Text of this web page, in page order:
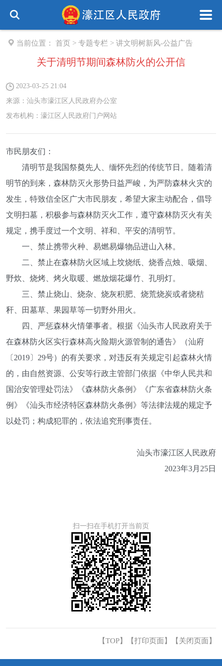
当前位置： 首页 > 专题专栏 > 讲文明树新风-公益广告
关于清明节期间森林防火的公开信
2023-03-25 21:04
来源： 汕头市濠江区人民政府办公室
发布机构： 濠江区人民政府门户网站
市民朋友们：
清明节是我国祭奠先人、缅怀先烈的传统节日。随着清
明节的到来，森林防灭火形势日益严峻，为严防森林火灾的
发生，特致信全区广大市民朋友，希望大家主动配合，倡导
文明扫墓，积极参与森林防灭火工作，遵守森林防灭火有关
规定，携手度过一个文明、祥和、平安的清明节。
一、禁止携带火种、易燃易爆物品进山入林。
二、禁止在森林防火区域上坟烧纸、烧香点烛、吸烟、
野炊、烧烤、烤火取暖、燃放烟花爆竹、孔明灯。
三、禁止烧山、烧杂、烧灰积肥、烧荒烧炭或者烧秸
秆、田墓草、果园草等一切野外用火。
四、严惩森林火情肇事者。根据《汕头市人民政府关于
在森林防火区实行森林高火险期火源管制的通告》（汕府
〔2019〕29号）的有关要求，对违反有关规定引起森林火情
的，由自然资源、公安等行政主管部门依据《中华人民共和
国治安管理处罚法》《森林防火条例》《广东省森林防火条
例》《汕头市经济特区森林防火条例》等法律法规的规定予
以处罚；构成犯罪的，依法追究刑事责任。
汕头市濠江区人民政府
2023年3月25日
扫一扫在手机打开当前页
【TOP】 【打印页面 】【 关闭页面 】